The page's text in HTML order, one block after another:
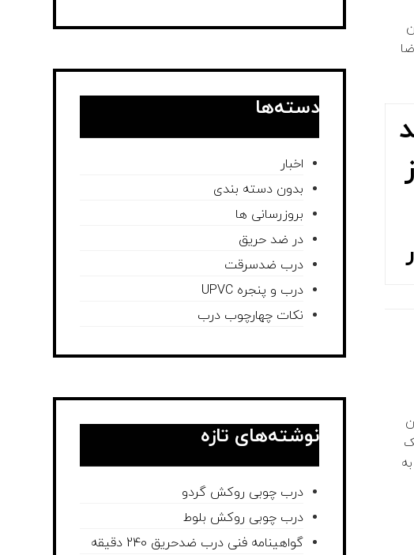
تومان
دسته‌ها
اخبار
بدون دسته بندی
بروزرسانی ها
در ضد حریق
درب ضدسرقت
درب و پنجره UPVC
نکات چهارچوب درب
نوشته‌های تازه
درب چوبی روکش گردو
درب چوبی روکش بلوط
گواهینامه فنی درب ضدحریق 240 دقیقه